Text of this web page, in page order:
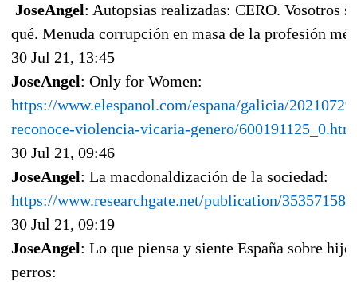
JoseAngel: Autopsias realizadas: CERO. Vosotros
qué. Menuda corrupción en masa de la profesión
30 Jul 21, 13:45
JoseAngel: Only for Women:
https://www.elespanol.com/espana/galicia/
reconoce-violencia-vicaria-genero/
30 Jul 21, 09:46
JoseAngel: La macdonaldización de la sociedad:
https://www.researchgate.net/publication/353571584
30 Jul 21, 09:19
JoseAngel: Lo que piensa y siente España sobre
perros: